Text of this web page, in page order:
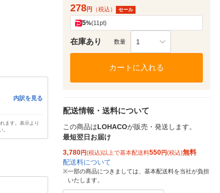
内訳を見る
ます。表示より
。
278円 （税込） セール
5%(11pt)
在庫あり 数量 1
カートに入れる
配送情報・送料について
この商品はLOHACOが販売・発送します。
最短翌日お届け
3,780円(税込)以上で基本配送料550円(税込)無料
配送料について
※一部の商品につきましては、基本配送料を当社が負担
いたします。